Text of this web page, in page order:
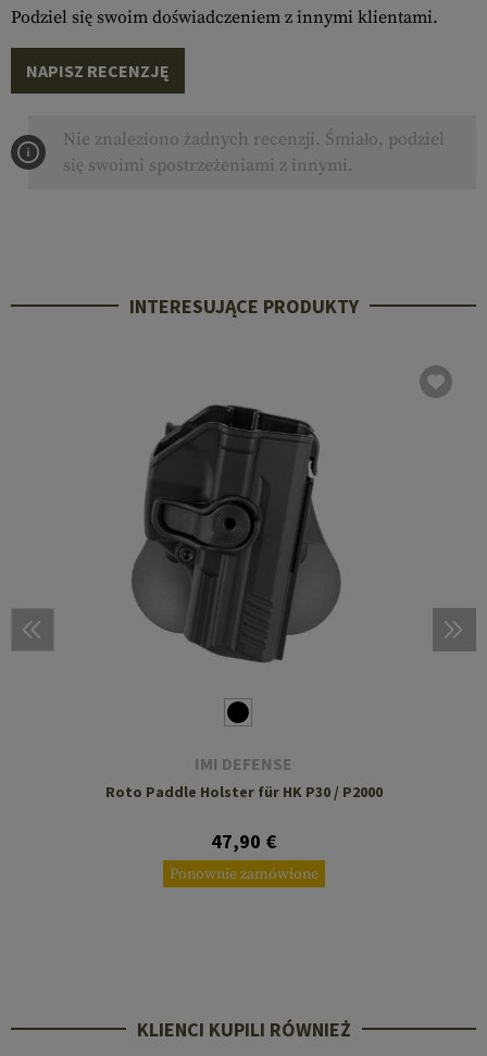
Podziel się swoim doświadczeniem z innymi klientami.
NAPISZ RECENZJĘ
Nie znaleziono żadnych recenzji. Śmiało, podziel
się swoimi spostrzeżeniami z innymi.
INTERESUJĄCE PRODUKTY
IMI DEFENSE
Roto Paddle Holster für HK P30 / P2000
47,90 €
Ponownie zamówione
KLIENCI KUPILI RÓWNIEŻ